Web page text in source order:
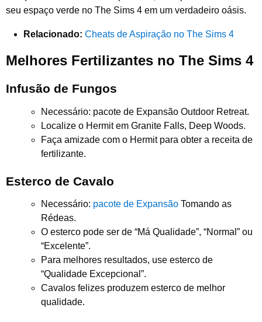
seu espaço verde no The Sims 4 em um verdadeiro oásis.
Relacionado: Cheats de Aspiração no The Sims 4
Melhores Fertilizantes no The Sims 4
Infusão de Fungos
Necessário: pacote de Expansão Outdoor Retreat.
Localize o Hermit em Granite Falls, Deep Woods.
Faça amizade com o Hermit para obter a receita de
fertilizante.
Esterco de Cavalo
Necessário: pacote de Expansão Tomando as
Rédeas.
O esterco pode ser de “Má Qualidade”, “Normal” ou
“Excelente”.
Para melhores resultados, use esterco de
“Qualidade Excepcional”.
Cavalos felizes produzem esterco de melhor
qualidade.